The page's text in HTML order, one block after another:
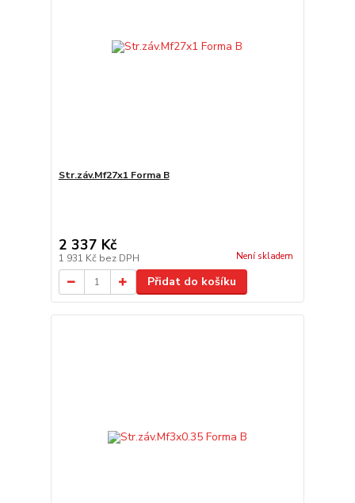
Str.záv.Mf27x1 Forma B
2 337 Kč
1 931 Kč bez DPH Není skladem
Přidat do košíku